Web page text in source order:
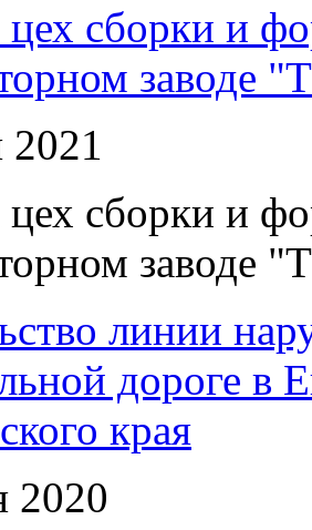
сборки и
заводе
2021
сборки и
заводе
линии
дороге в
края
2020